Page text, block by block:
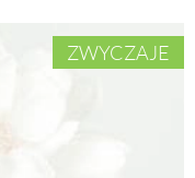
ZWYCZAJE